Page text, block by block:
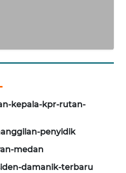
kepala-kpr-rutan-
penyidik
medan
damanik-terbaru